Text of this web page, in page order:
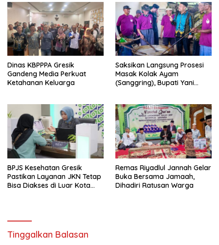
Dinas KBPPPA Gresik
Gandeng Media Perkuat
Ketahanan Keluarga
Saksikan Langsung Prosesi
Masak Kolak Ayam
(Sanggring), Bupati Yani
BPJS Kesehatan Gresik
Pastikan Layanan JKN Tetap
Bisa Diakses di Luar Kota
Remas Riyadlul Jannah Gelar
Buka Bersama Jamaah,
Dihadiri Ratusan Warga
Tinggalkan Balasan